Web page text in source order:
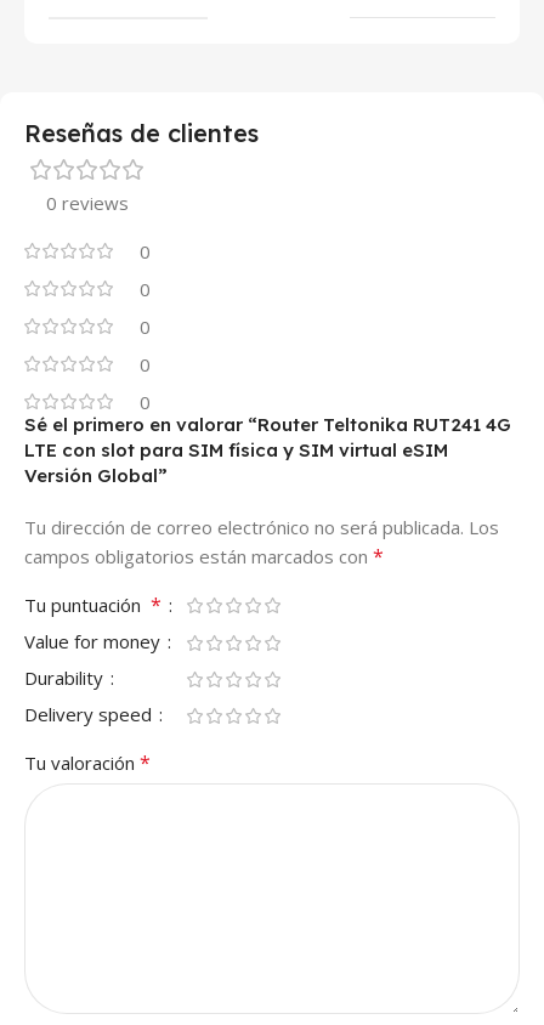
Reseñas de clientes
0 reviews
0
0
0
0
0
Sé el primero en valorar “Router Teltonika RUT241 4G
LTE con slot para SIM física y SIM virtual eSIM
Versión Global”
Tu dirección de correo electrónico no será publicada. Los
campos obligatorios están marcados con *
Tu puntuación *
Value for money
Durability
Delivery speed
Tu valoración *